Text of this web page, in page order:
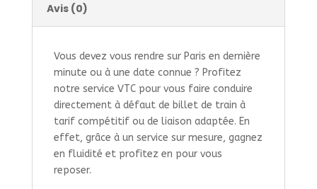
Avis (0)
Vous devez vous rendre sur Paris en dernière
minute ou à une date connue ? Profitez
notre service VTC pour vous faire conduire
directement à défaut de billet de train à
tarif compétitif ou de liaison adaptée. En
effet, grâce à un service sur mesure, gagnez
en fluidité et profitez en pour vous
reposer.